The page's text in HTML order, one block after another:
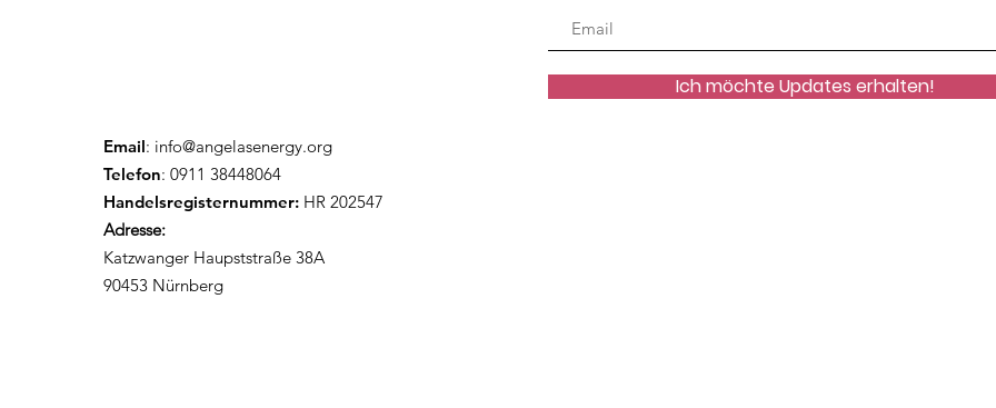
Email: info@angelasenergy.org
Telefon: 0911 38448064
Handelsregisternummer: HR 202547
Adresse:
Katzwanger Haupststraße 38A
90453 Nürnberg
Ich möchte Updates erhalten!